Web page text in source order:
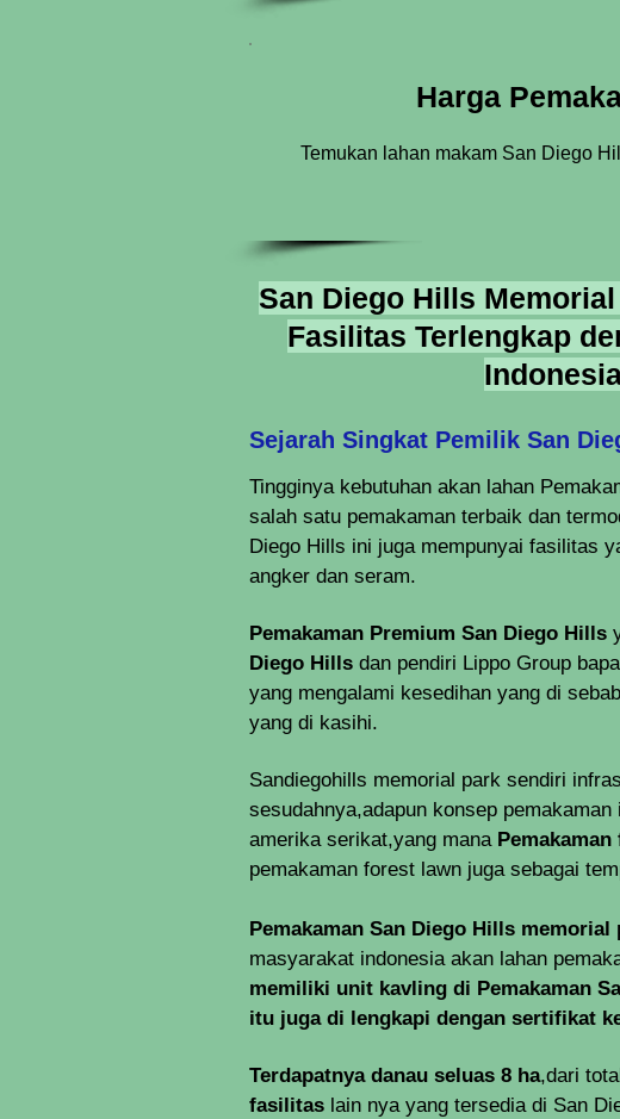
Harga
Temukan lahan makam San Diego
San Diego Hills
Fasilitas Terlengkap
Sejarah Singkat Pemilik San
Tingginya kebutuhan akan lahan
salah satu pemakaman terbaik dan
Diego Hills ini juga mempunyai fasilitas
angker dan seram.
Pemakaman Premium San Diego Hills
Diego Hills dan pendiri Lippo Group
yang mengalami kesedihan yang di
yang di kasihi.
Sandiegohills memorial park sendiri
sesudahnya,adapun konsep
amerika serikat,yang mana
pemakaman forest lawn juga sebagai
Pemakaman San Diego Hills
masyarakat indonesia akan lahan
memiliki unit kavling di Pemakaman
itu juga di lengkapi dengan sertifikat
Terdapatnya danau seluas 8 ha,dari
fasilitas lain nya yang tersedia di San